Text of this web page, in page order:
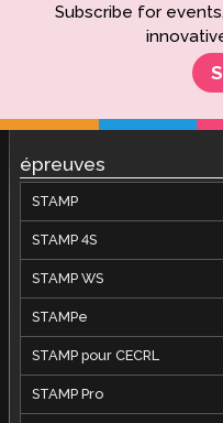
Subscribe for
épreuves
STAMP
STAMP 4S
STAMP WS
STAMPe
STAMP pour CECRL
STAMP Pro